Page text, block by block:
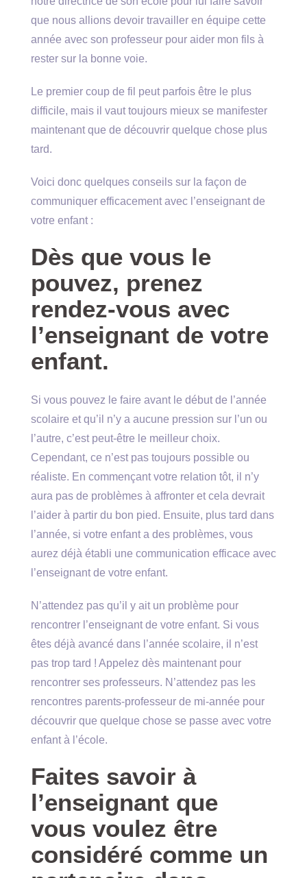
que nous allions devoir travailler en équipe cette
année avec son professeur pour aider mon fils à
rester sur la bonne voie.
Le premier coup de fil peut parfois être le plus
difficile, mais il vaut toujours mieux se manifester
maintenant que de découvrir quelque chose plus
tard.
Voici donc quelques conseils sur la façon de
communiquer efficacement avec l’enseignant de
votre enfant :
Dès que vous le
pouvez, prenez
rendez-vous avec
l’enseignant de votre
enfant.
Si vous pouvez le faire avant le début de l’année
scolaire et qu’il n’y a aucune pression sur l’un ou
l’autre, c’est peut-être le meilleur choix.
Cependant, ce n’est pas toujours possible ou
réaliste. En commençant votre relation tôt, il n’y
aura pas de problèmes à affronter et cela devrait
l’aider à partir du bon pied. Ensuite, plus tard dans
l’année, si votre enfant a des problèmes, vous
aurez déjà établi une communication efficace avec
l’enseignant de votre enfant.
N’attendez pas qu’il y ait un problème pour
rencontrer l’enseignant de votre enfant. Si vous
êtes déjà avancé dans l’année scolaire, il n’est
pas trop tard ! Appelez dès maintenant pour
rencontrer ses professeurs. N’attendez pas les
rencontres parents-professeur de mi-année pour
découvrir que quelque chose se passe avec votre
enfant à l’école.
Faites savoir à
l’enseignant que
vous voulez être
considéré comme un